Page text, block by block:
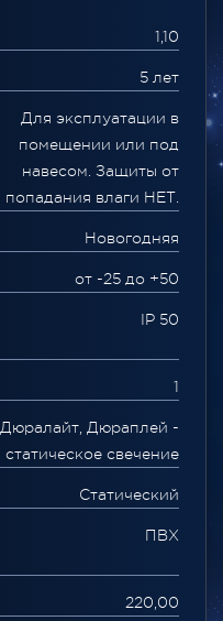
1,10
5 лет
Для эксплуатации в
помещении или под
навесом. Защиты от
попадания влаги НЕТ.
Новогодняя
от -25 до +50
IP 50
1
Дюралайт, Дюраплей -
статическое свечение
Статический
ПВХ
220,00